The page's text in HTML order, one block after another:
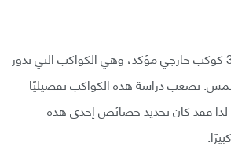
يوجد حاليًا أكثر من 3000 كوكب خارجي مؤكد، وهي الكواكب التي تدور
تصعب دراسة هذه الكواكب تفصيليًا
لذا فقد كان تحديد خصائص إحدى هذه